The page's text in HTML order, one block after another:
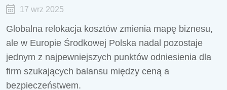
17 wrz 2025
Globalna relokacja kosztów zmienia mapę biznesu,
ale w Europie Środkowej Polska nadal pozostaje
jednym z najpewniejszych punktów odniesienia dla
firm szukających balansu między ceną a
bezpieczeństwem.